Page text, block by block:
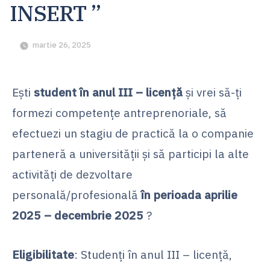
INSERT ”
martie 26, 2025
Ești student în anul III – licență și vrei să-ți
formezi competențe antreprenoriale, să
efectuezi un stagiu de practică la o companie
parteneră a universității și să participi la alte
activități de dezvoltare
personală/profesionalăîn perioada aprilie
2025 – decembrie 2025 ?
Eligibilitate: Studenți în anul III – licență,